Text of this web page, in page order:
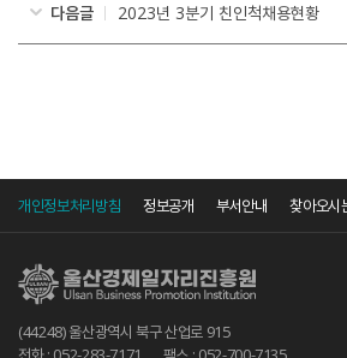
다음글 2023년 3분기 친인척채용현황
개인정보처리방침 정보공개 부서안내 찾아오시
(44248) 울산광역시 북구 산업로 915